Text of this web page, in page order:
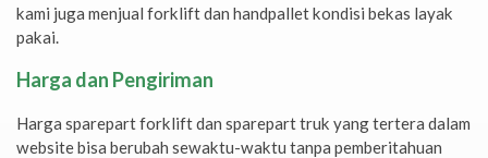
kami juga menjual forklift dan handpallet kondisi bekas layak
pakai.
Harga dan Pengiriman
Harga sparepart forklift dan sparepart truk yang tertera dalam
website bisa berubah sewaktu-waktu tanpa pemberitahuan